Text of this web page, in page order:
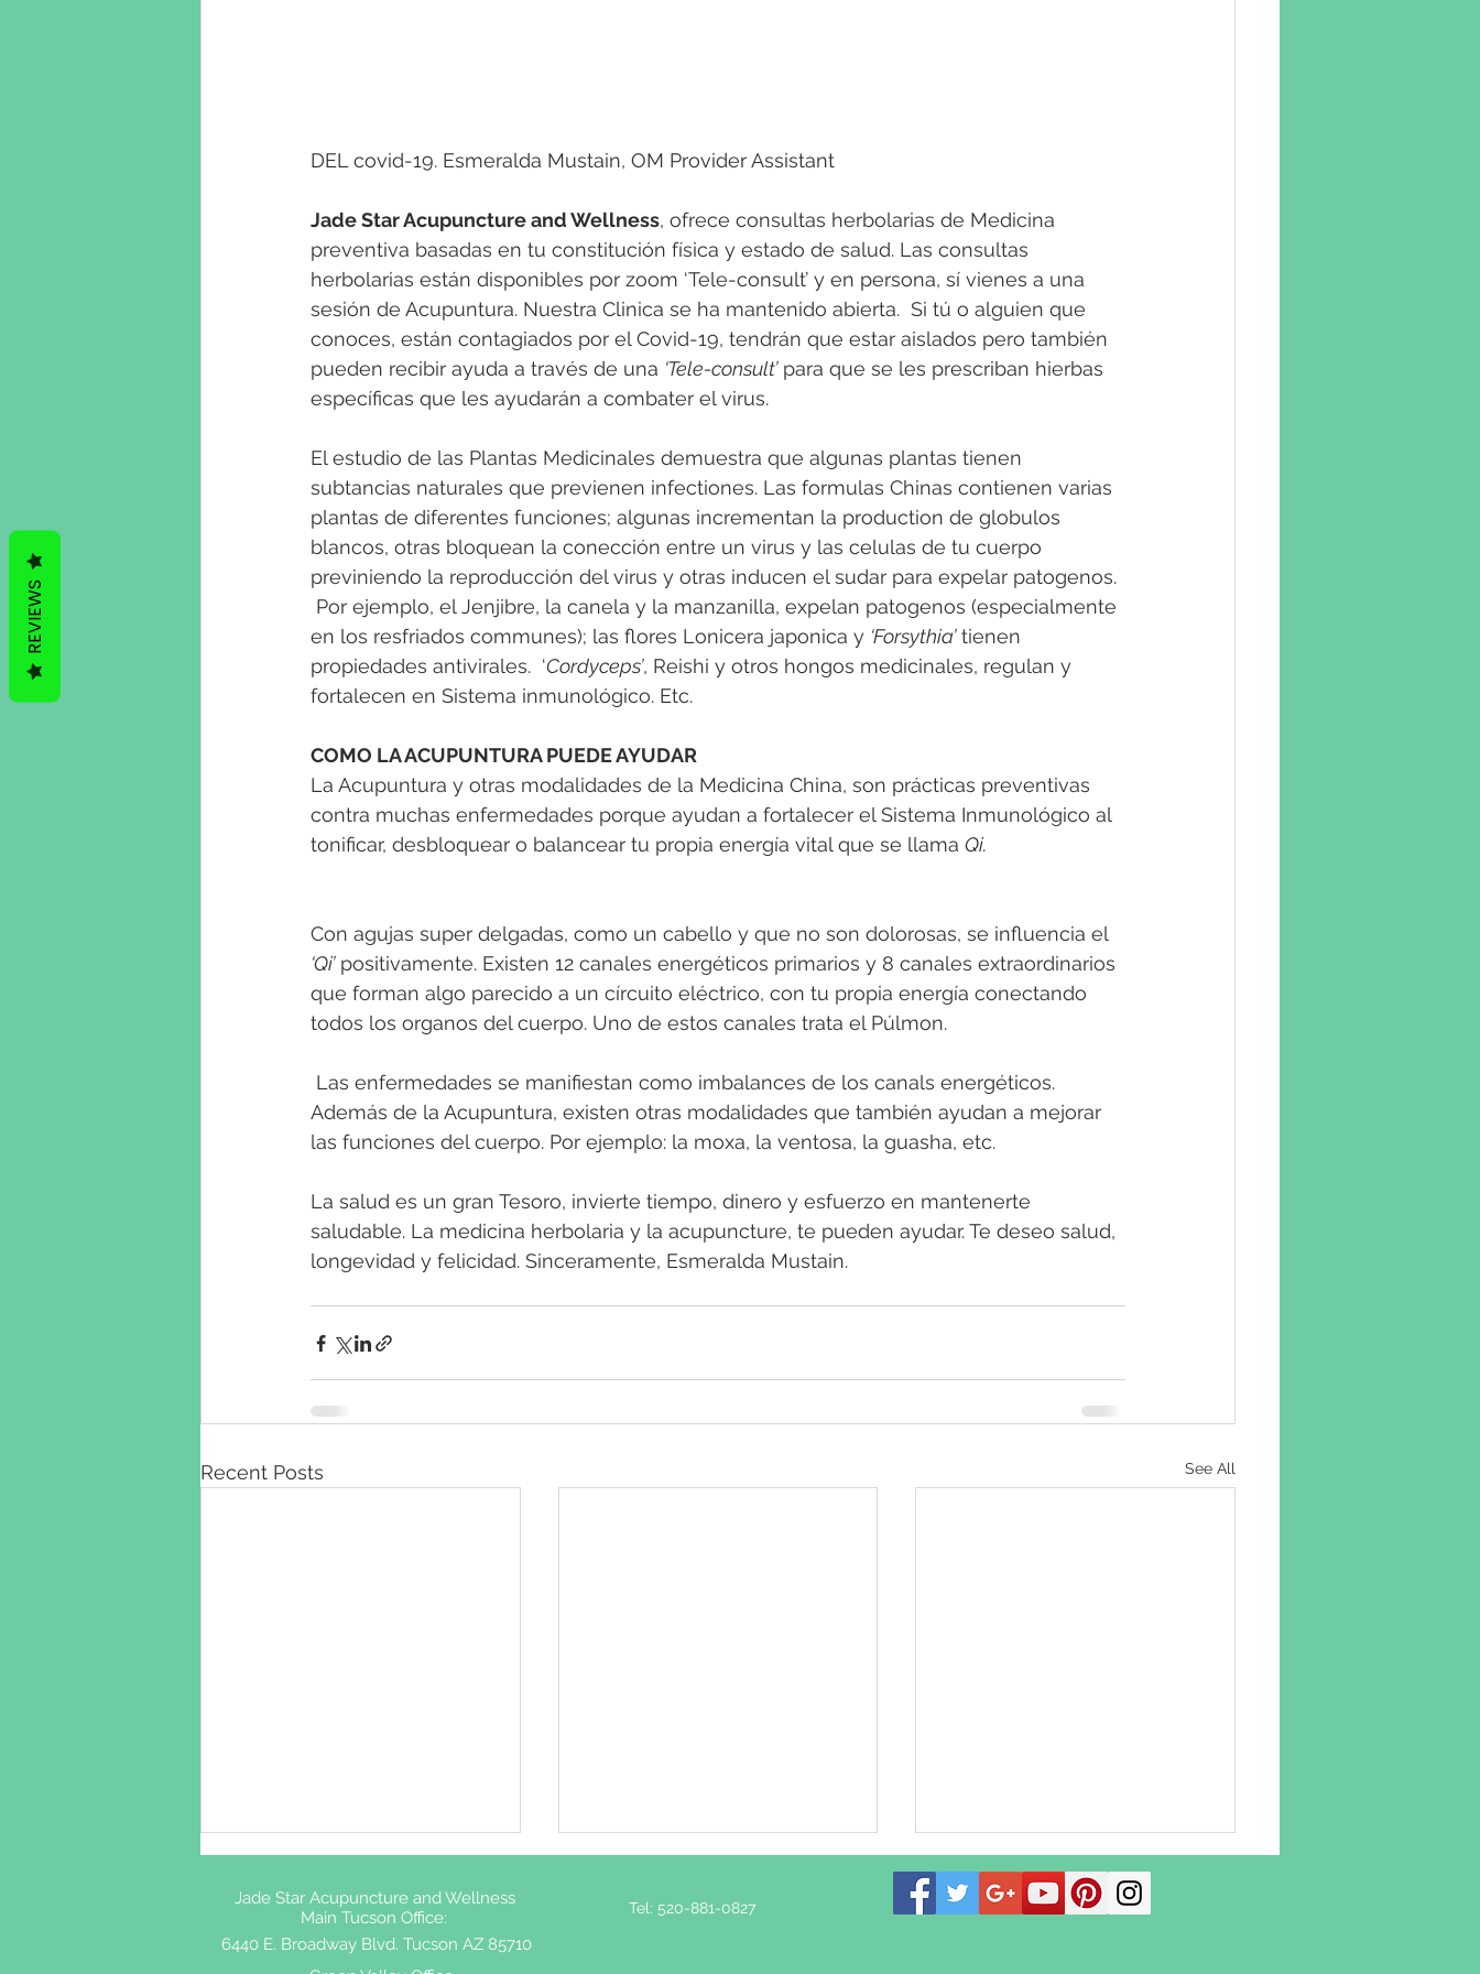
DEL covid-19. Esmeralda Mustain, OM Provider Assistant
Jade Star Acupuncture and Wellness, ofrece consultas herbolarias de Medicina
preventiva basadas en tu constitución física y estado de salud. Las consultas
herbolarias están disponibles por zoom ‘Tele-consult’ y en persona, sí vienes a una
sesión de Acupuntura. Nuestra Clinica se ha mantenido abierta.  Si tú o alguien que
conoces, están contagiados por el Covid-19, tendrán que estar aislados pero también
pueden recibir ayuda a través de una ‘Tele-consult’ para que se les prescriban hierbas
específicas que les ayudarán a combater el virus.
El estudio de las Plantas Medicinales demuestra que algunas plantas tienen
subtancias naturales que previenen infectiones. Las formulas Chinas contienen varias
plantas de diferentes funciones; algunas incrementan la production de globulos
blancos, otras bloquean la conección entre un virus y las celulas de tu cuerpo
previniendo la reproducción del virus y otras inducen el sudar para expelar patogenos.
Por ejemplo, el Jenjibre, la canela y la manzanilla, expelan patogenos (especialmente
en los resfriados communes); las flores Lonicera japonica y ‘Forsythia’ tienen
propiedades antivirales.  ‘Cordyceps’, Reishi y otros hongos medicinales, regulan y
fortalecen en Sistema inmunológico. Etc.
COMO LA ACUPUNTURA PUEDE AYUDAR
La Acupuntura y otras modalidades de la Medicina China, son prácticas preventivas
contra muchas enfermedades porque ayudan a fortalecer el Sistema Inmunológico al
tonificar, desbloquear o balancear tu propia energía vital que se llama Qi.
Con agujas super delgadas, como un cabello y que no son dolorosas, se influencia el
‘Qi’ positivamente. Existen 12 canales energéticos primarios y 8 canales extraordinarios
que forman algo parecido a un círcuito eléctrico, con tu propia energía conectando
todos los organos del cuerpo. Uno de estos canales trata el Púlmon.
Además de la Acupuntura, existen otras modalidades que también ayudan a mejorar
las funciones del cuerpo. Por ejemplo: la moxa, la ventosa, la guasha, etc.
La salud es un gran Tesoro, invierte tiempo, dinero y esfuerzo en mantenerte
saludable. La medicina herbolaria y la acupuncture, te pueden ayudar. Te deseo salud,
longevidad y felicidad. Sinceramente, Esmeralda Mustain.
Recent Posts See All
Jade Star Acupuncture and Wellness
Main Tucson Office:
Tel: 520-881-0827
6440 E. Broadway Blvd. Tucson AZ 85710
REVIEWS